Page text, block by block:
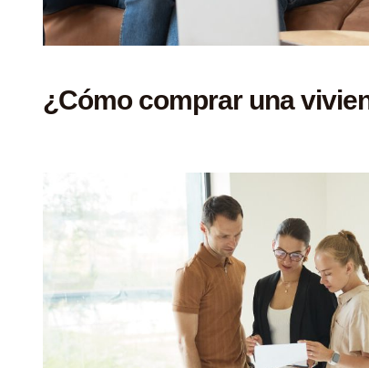
¿Cómo comprar una